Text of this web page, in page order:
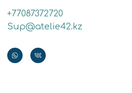
+77087372720
Sup@atelie42.kz